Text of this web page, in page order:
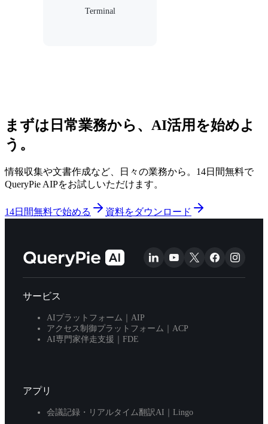
Terminal
まずは日常業務から、AI活用を始めよ
う。
情報収集や文書作成など、日々の業務から。14日間無料で
QueryPie AIPをお試しいただけます。
14日間無料で始める 資料をダウンロード
サービス
AIプラットフォーム｜AIP
アクセス制御プラットフォーム｜ACP
AI専門家伴走支援｜FDE
アプリ
会議記録・リアルタイム翻訳AI｜Lingo